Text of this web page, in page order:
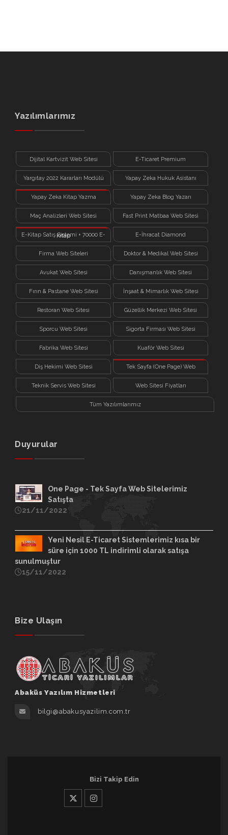
Yazılımlarımız
Dijital Kartvizit Web Sitesi E-Ticaret Premium
Yargıtay 2022 Kararları Modülü Yapay Zeka Hukuk Asistanı
Yapay Zeka Kitap Yazma
Sistemi
Yapay Zeka Blog Yazarı
Maç Analizleri Web Sitesi Fast Print Matbaa Web Sitesi
E-Kitap Satış Sistemi + 70000 E-
Kitap
E-İhracat Diamond
Firma Web Siteleri Doktor & Medikal Web Sitesi
Avukat Web Sitesi Danışmanlık Web Sitesi
Fırın & Pastane Web Sitesi İnşaat & Mimarlık Web Sitesi
Restoran Web Sitesi Güzellik Merkezi Web Sitesi
Sporcu Web Sitesi Sigorta Firması Web Sitesi
Fabrika Web Sitesi Kuaför Web Sitesi
Diş Hekimi Web Sitesi Tek Sayfa (One Page) Web
Sitesi
Teknik Servis Web Sitesi Web Sitesi Fiyatları
Tüm Yazılımlarımız
Duyurular
One Page - Tek Sayfa Web Sitelerimiz
Satışta
21/11/2022
Yeni Nesil E-Ticaret Sistemlerimiz kısa bir
süre için 1000 TL indirimli olarak satışa
sunulmuştur
15/11/2022
Bize Ulaşın
Abaküs Yazılım Hizmetleri
bilgi@abakusyazilim.com.tr
Bizi Takip Edin